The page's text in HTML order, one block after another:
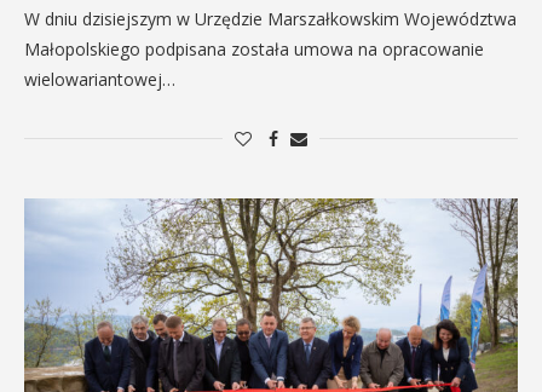
W dniu dzisiejszym w Urzędzie Marszałkowskim Województwa
Małopolskiego podpisana została umowa na opracowanie
wielowariantowej…